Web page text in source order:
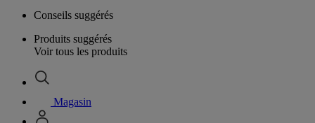
Conseils suggérés
Produits suggérés
Voir tous les produits
Magasin